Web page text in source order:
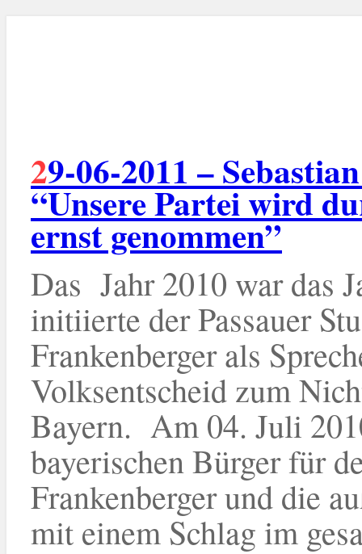
29-06-2011 – Sebastian Frankenberger (ödp):
“Unsere Partei wird
ernst genommen”
Das Jahr 2010 war das
initiierte der Passauer
Frankenberger als
Volksentscheid zum
Bayern. Am 04. Juli
bayerischen Bürger für
Frankenberger und die
mit einem Schlag im